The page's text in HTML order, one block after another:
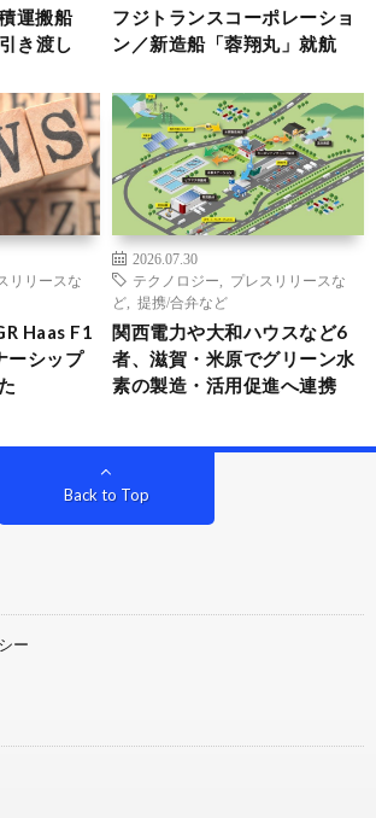
運搬船
き渡し
フジトランスコーポレーショ
ン／新造船「蓉翔丸」就航
リリースな
Haas F1
ーシップ
2026.07.30
テクノロジー
プレスリリースな
ど
提携/合弁など
関西電力や大和ハウスなど6
者、滋賀・米原でグリーン水
素の製造・活用促進へ連携
Back to Top
ー